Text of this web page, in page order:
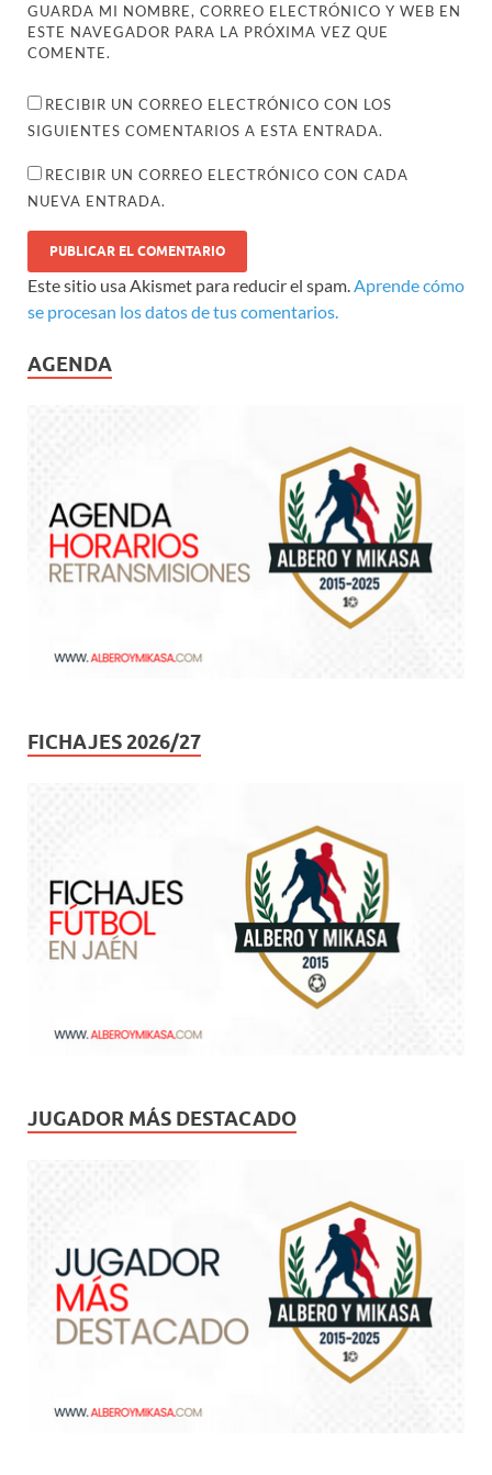
GUARDA MI NOMBRE, CORREO ELECTRÓNICO Y WEB EN
ESTE NAVEGADOR PARA LA PRÓXIMA VEZ QUE
COMENTE.
RECIBIR UN CORREO ELECTRÓNICO CON LOS
SIGUIENTES COMENTARIOS A ESTA ENTRADA.
RECIBIR UN CORREO ELECTRÓNICO CON CADA
NUEVA ENTRADA.
Este sitio usa Akismet para reducir el spam.Aprende cómo
se procesan los datos de tus comentarios.
AGENDA
FICHAJES 2026/27
JUGADOR MÁS DESTACADO